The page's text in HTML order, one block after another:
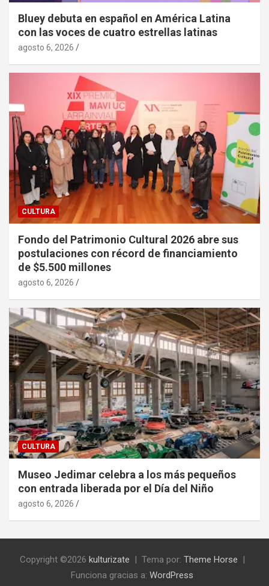
Bluey debuta en español en América Latina
con las voces de cuatro estrellas latinas
agosto 6, 2026
CULTURA
Fondo del Patrimonio Cultural 2026 abre sus
postulaciones con récord de financiamiento
de $5.500 millones
agosto 6, 2026
CULTURA
Museo Jedimar celebra a los más pequeños
con entrada liberada por el Día del Niño
agosto 6, 2026
Copyright ©2026 kulturizate Tema por: Theme Horse
Funciona gracias a: WordPress